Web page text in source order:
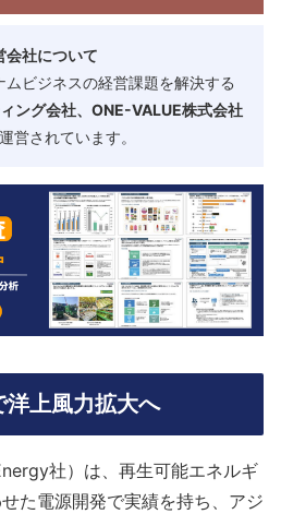
会社について
ムビジネスの経営課題を解決する
ング会社、ONE-VALUE株式会社
営されています。
洋上風力拡大へ
社）は、再生可能エネルギ
た電源開発で実績を持ち、アジ